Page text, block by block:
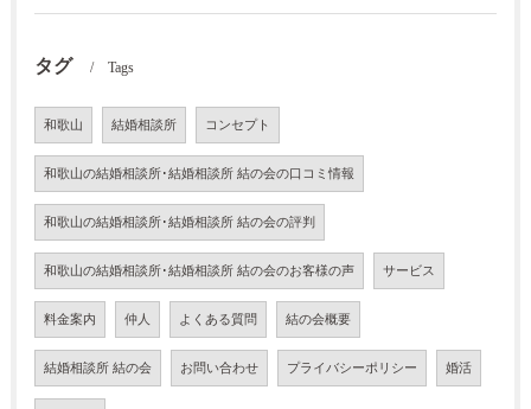
タグ Tags
和歌山 結婚相談所 コンセプト
和歌山の結婚相談所･結婚相談所 結の会の口コミ情報
和歌山の結婚相談所･結婚相談所 結の会の評判
和歌山の結婚相談所･結婚相談所 結の会のお客様の声 サービス
料金案内 仲人 よくある質問 結の会概要
結婚相談所 結の会 お問い合わせ プライバシーポリシー 婚活